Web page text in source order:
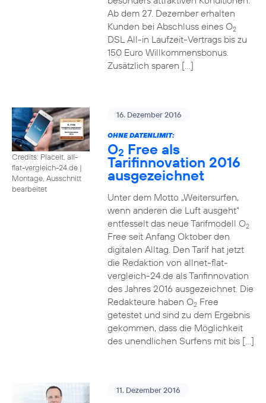
Ab dem 27. Dezember erhalten
Kunden bei Abschluss eines O2
DSL All-in Laufzeit-Vertrags bis zu
150 Euro Willkommensbonus.
Zusätzlich sparen […]
Credits: Placeit, all-
flat-vergleich-24.de |
Montage, Ausschnitt
bearbeitet
16. Dezember 2016
OHNE DATENLIMIT:
O2 Free als
Tarifinnovation 2016
ausgezeichnet
Unter dem Motto „Weitersurfen,
wenn anderen die Luft ausgeht“
entfesselt das neue Tarifmodell O2
Free seit Anfang Oktober den
digitalen Alltag. Den Tarif hat jetzt
die Redaktion von allnet-flat-
vergleich-24.de als Tarifinnovation
des Jahres 2016 ausgezeichnet. Die
Redakteure haben O2Free
getestet und sind zu dem Ergebnis
gekommen, dass die Möglichkeit
des unendlichen Surfens mit bis […]
11. Dezember 2016